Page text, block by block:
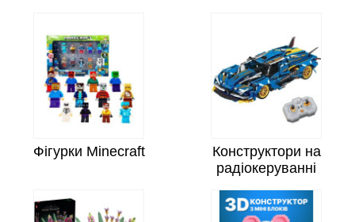
Фігурки Minecraft
Конструктори на
радіокеруванні